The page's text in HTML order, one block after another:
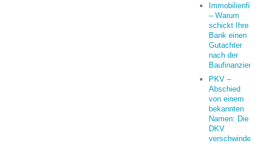
– Warum
schickt Ihre
Bank einen
Gutachter
nach der
PKV –
Abschied
von einem
bekannten
Namen: Die
DKV
verschwindet